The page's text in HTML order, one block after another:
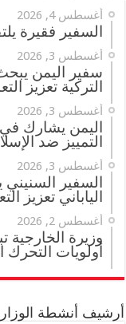
أغسطس 4, 2026
السفير فقيرة
أغسطس 3, 2026
سفير اليمن
التركية تعزيز
أغسطس 3, 2026
اليمن يشارك في
التمييز ضد
أغسطس 3, 2026
السفير
الياباني تعزيز
أغسطس 2, 2026
وزيرة الخارجية
أولويات التحرك
أرشيف أنشطة